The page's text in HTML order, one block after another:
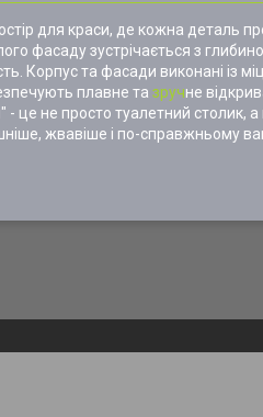
для краси, де кожна деталь
фасаду зустрічається з
Корпус та фасади виконані
плавне та зручне
це не просто туалетний
жвавіше і по-справжньому